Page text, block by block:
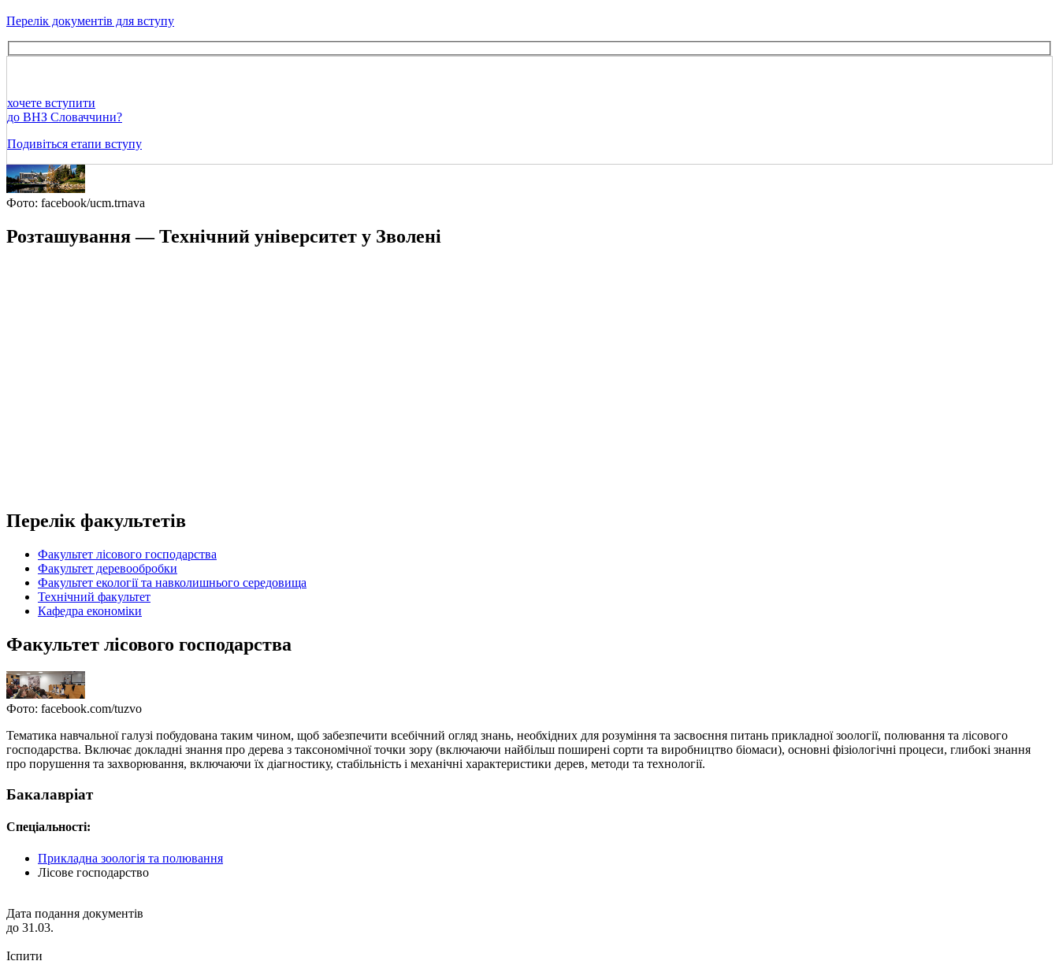
Перелік документів для вступу
хочете вступити
до ВНЗ Словаччини?
Подивіться етапи вступу
Фото: facebook/ucm.trnava
Розташування — Технічний університет у Зволені
Перелік факультетів
Факультет лісового господарства
Факультет деревообробки
Факультет екології та навколишнього середовища
Технічний факультет
Кафедра економіки
Факультет лісового господарства
Фото: facebook.com/tuzvo
Тематика навчальної галузі побудована таким чином, щоб забезпечити всебічний огляд знань, необхідних для розуміння та засвоєння питань прикладної зоології, полювання та лісового
господарства. Включає докладні знання про дерева з таксономічної точки зору (включаючи найбільш поширені сорти та виробництво біомаси), основні фізіологічні процеси, глибокі знання
про порушення та захворювання, включаючи їх діагностику, стабільність і механічні характеристики дерев, методи та технології.
Бакалавріат
Спеціальності:
Прикладна зоологія та полювання
Лісове господарство
Дата подання документів
до 31.03.
Іспити